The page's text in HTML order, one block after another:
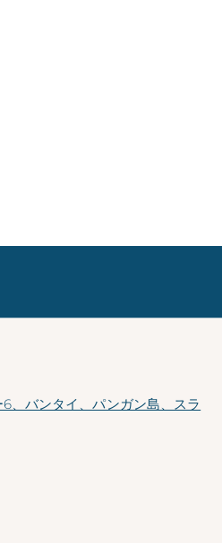
6、バンタイ、パンガン島、スラ